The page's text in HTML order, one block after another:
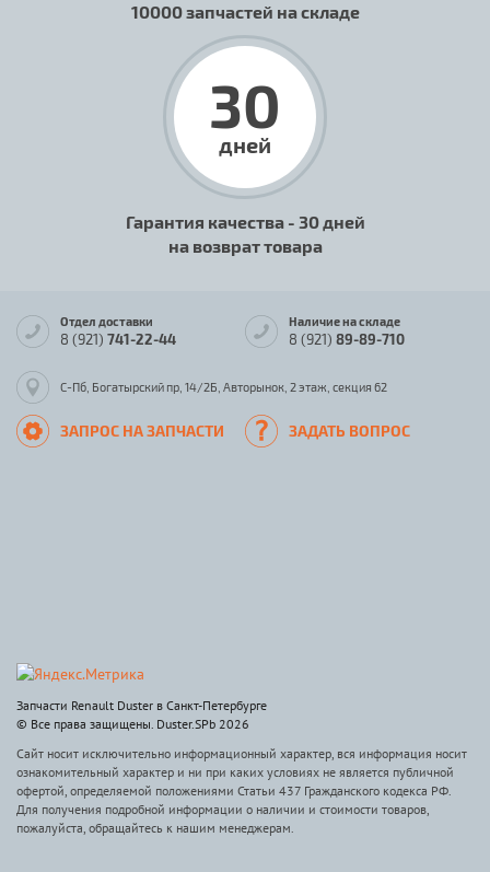
10000 запчастей на складе
30
дней
Гарантия качества - 30 дней
на возврат товара
Отдел доставки
8 (921) 741-22-44
Наличие на складе
8 (921) 89-89-710
С-Пб, Богатырский пр, 14/2Б, Авторынок, 2 этаж, секция 62
ЗАПРОС НА ЗАПЧАСТИ ЗАДАТЬ ВОПРОС
Запчасти Renault Duster в Санкт-Петербурге
© Все права защищены. Duster.SPb 2026
Сайт носит исключительно информационный характер, вся информация носит
ознакомительный характер и ни при каких условиях не является публичной
офертой, определяемой положениями Статьи 437 Гражданского кодекса РФ.
Для получения подробной информации о наличии и стоимости товаров,
пожалуйста, обращайтесь к нашим менеджерам.